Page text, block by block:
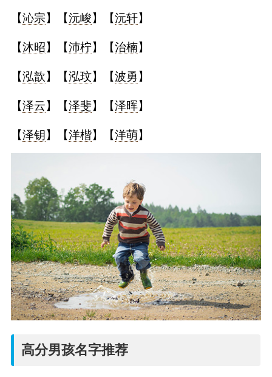
【沁宗】【沅峻】【沅轩】
【沐昭】【沛柠】【治楠】
【泓歆】【泓玟】【波勇 】
【泽云】【泽斐】【泽晖】
【泽钥 】【洋楷】【洋萌】
高分男孩名字推荐